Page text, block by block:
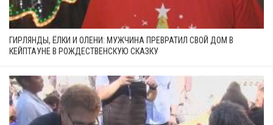
ГИРЛЯНДЫ, ЁЛКИ И ОЛЕНИ: МУЖЧИНА ПРЕВРАТИЛ СВОЙ ДОМ В
КЕЙПТАУНЕ В РОЖДЕСТВЕНСКУЮ СКАЗКУ